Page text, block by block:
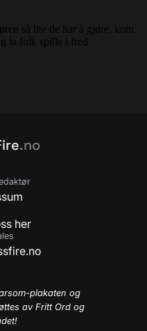
.no
her
plakaten og
av Fritt Ord og